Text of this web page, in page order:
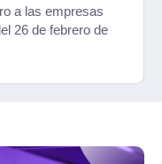
a las empresas
26 de febrero de